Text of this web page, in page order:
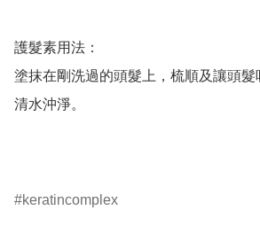
護髮素用法：
塗抹在剛洗過的頭髮上，梳順及讓頭髮
清水沖淨。
keratincomplex